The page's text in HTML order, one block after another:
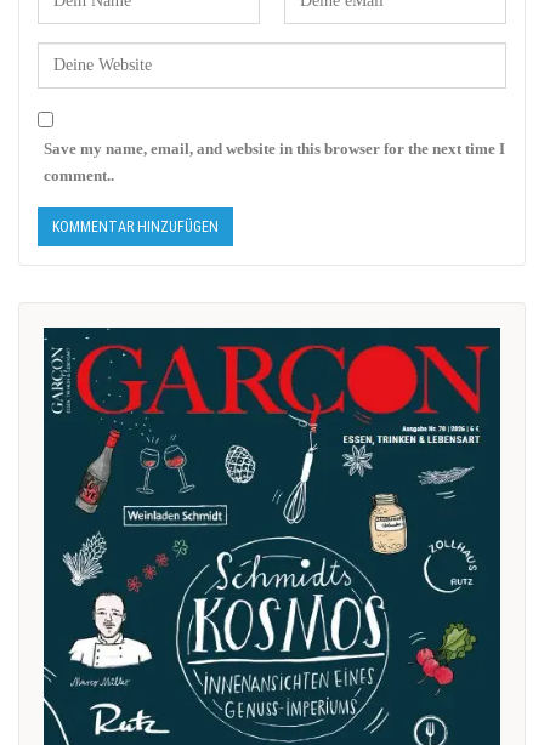
Save my name, email, and website in this browser for the next time I
comment..